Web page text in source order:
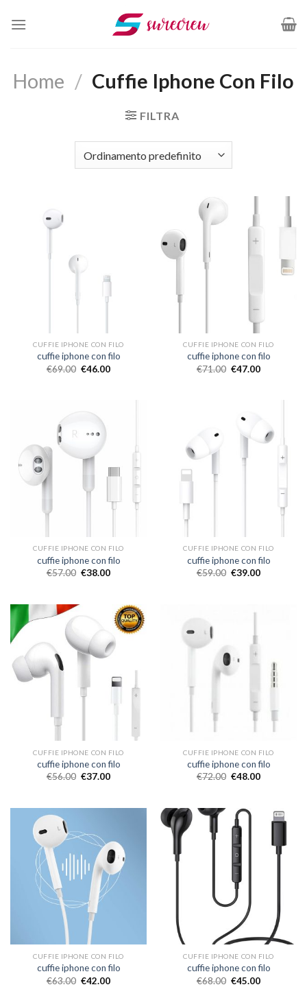
Home / Cuffie Iphone Con Filo
FILTRA
CUFFIE IPHONE CON FILO
cuffie iphone con filo
€69.00 €46.00
CUFFIE IPHONE CON FILO
cuffie iphone con filo
€71.00 €47.00
CUFFIE IPHONE CON FILO
cuffie iphone con filo
€57.00 €38.00
CUFFIE IPHONE CON FILO
cuffie iphone con filo
€59.00 €39.00
CUFFIE IPHONE CON FILO
cuffie iphone con filo
€56.00 €37.00
CUFFIE IPHONE CON FILO
cuffie iphone con filo
€72.00 €48.00
CUFFIE IPHONE CON FILO
cuffie iphone con filo
€63.00 €42.00
CUFFIE IPHONE CON FILO
cuffie iphone con filo
€68.00 €45.00